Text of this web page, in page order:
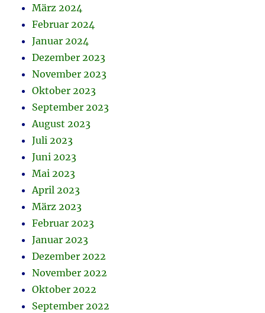
März 2024
Februar 2024
Januar 2024
Dezember 2023
November 2023
Oktober 2023
September 2023
August 2023
Juli 2023
Juni 2023
Mai 2023
April 2023
März 2023
Februar 2023
Januar 2023
Dezember 2022
November 2022
Oktober 2022
September 2022